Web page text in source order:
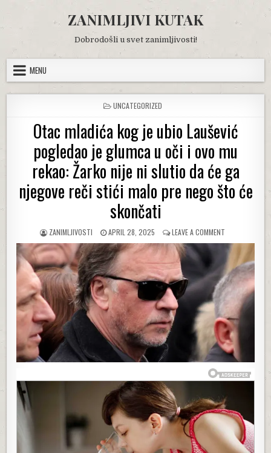
content
ZANIMLJIVI KUTAK
Dobrodošli u svet zanimljivosti!
MENU
POSTED
IN
UNCATEGORIZED
Otac mladića kog je ubio Laušević
pogledao je glumca u oči i ovo mu
rekao: Žarko nije ni slutio da će ga
njegove reči stići malo pre nego što će
skončati
AUTHOR:
ZANIMLJIVOSTI
PUBLISHED
DATE:
APRIL 28, 2025 LEAVE A COMMENT
OTAC
MLADIĆA
KOG
JE
UBIO
LAUŠEVIĆ
POGLEDAO
JE
GLUMCA
U
OČI
I
OVO
MU
ŽARKO
NIJE
NI
SLUTIO
DA
ĆE